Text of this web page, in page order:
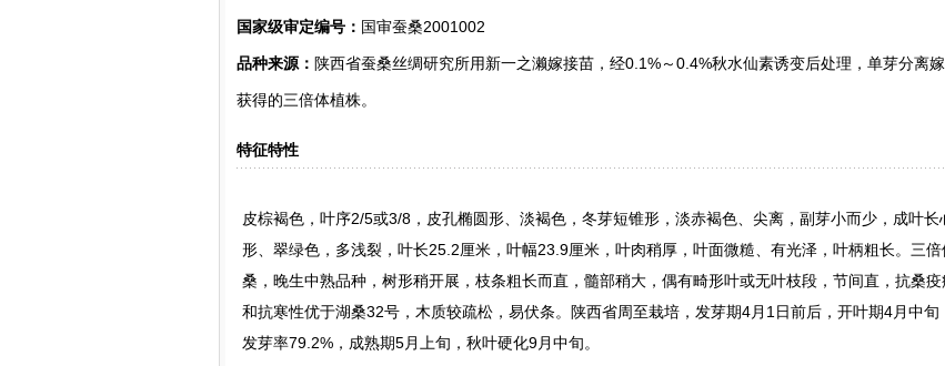
国家级审定编号： 国审蚕桑2001002
品种来源： 陕西省蚕桑丝绸研究所用新一之濑嫁接苗，经0.1%～0.4%秋水仙素诱变后处理，单芽分离
获得的三倍体植株。
特征特性
皮棕褐色，叶序2/5或3/8，皮孔椭圆形、淡褐色，冬芽短锥形，淡赤褐色、尖离，副芽小而少，成叶长
形、翠绿色，多浅裂，叶长25.2厘米，叶幅23.9厘米，叶肉稍厚，叶面微糙、有光泽，叶柄粗长。三倍
桑，晚生中熟品种，树形稍开展，枝条粗长而直，髓部稍大，偶有畸形叶或无叶枝段，节间直，抗桑疫
和抗寒性优于湖桑32号，木质较疏松，易伏条。陕西省周至栽培，发芽期4月1日前后，开叶期4月中旬
发芽率79.2%，成熟期5月上旬，秋叶硬化9月中旬。